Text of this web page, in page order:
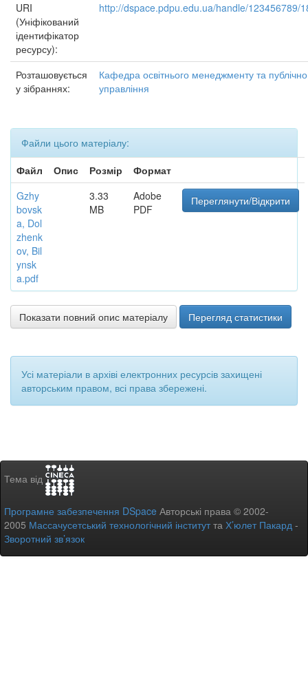
URI
(Уніфікований
ідентифікатор
ресурсу):
http://dspace.pdpu.edu.ua/handle/123456789/
Розташовується
у зібраннях:
Кафедра освітнього менеджменту та
управління
Файли цього матеріалу:
Файл
Опис Розмір
Формат
Gzhy
bovsk
a, Dol
zhenk
ov, Bil
ynsk
a.pdf
3.33
MB
Adobe
PDF
Переглянути/Відкрити
Показати повний опис матеріалу Перегляд статистики
Усі матеріали в архіві електронних ресурсів захищені
авторським правом, всі права збережені.
Тема від
Програмне забезпечення DSpace Авторські права © 2002-
2005 Массачусетський технологічний інститутта Х’юлет Пакард -
Зворотний зв’язок